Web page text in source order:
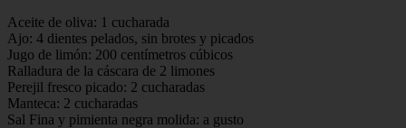
Aceite de oliva: 1 cucharada
Ajo: 4 dientes pelados, sin brotes y picados
Jugo de limón: 200 centímetros cúbicos
Ralladura de la cáscara de 2 limones
Perejil fresco picado: 2 cucharadas
Manteca: 2 cucharadas
Sal Fina y pimienta negra molida: a gusto